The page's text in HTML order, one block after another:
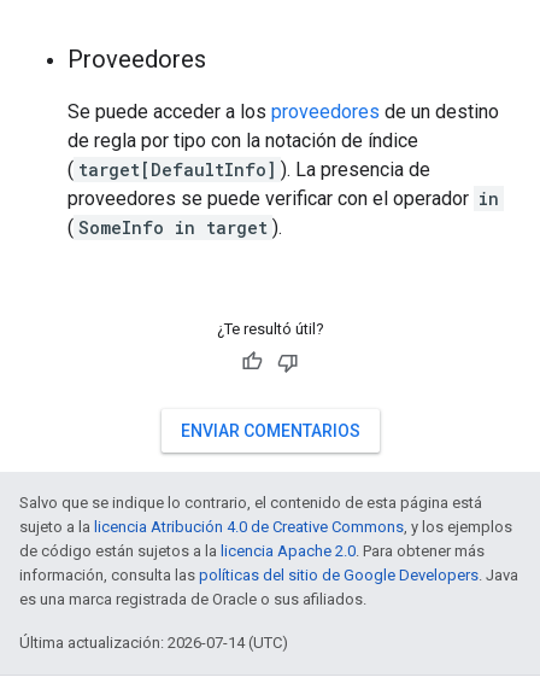
Proveedores
Se puede acceder a los proveedores de un destino
de regla por tipo con la notación de índice
( target[DefaultInfo] ). La presencia de
proveedores se puede verificar con el operador in
( SomeInfo in target ).
¿Te resultó útil?
ENVIAR COMENTARIOS
Salvo que se indique lo contrario, el contenido de esta página está
sujeto a la licencia Atribución 4.0 de Creative Commons, y los ejemplos
de código están sujetos a la licencia Apache 2.0. Para obtener más
información, consulta las políticas del sitio de Google Developers. Java
es una marca registrada de Oracle o sus afiliados.
Última actualización: 2026-07-14 (UTC)